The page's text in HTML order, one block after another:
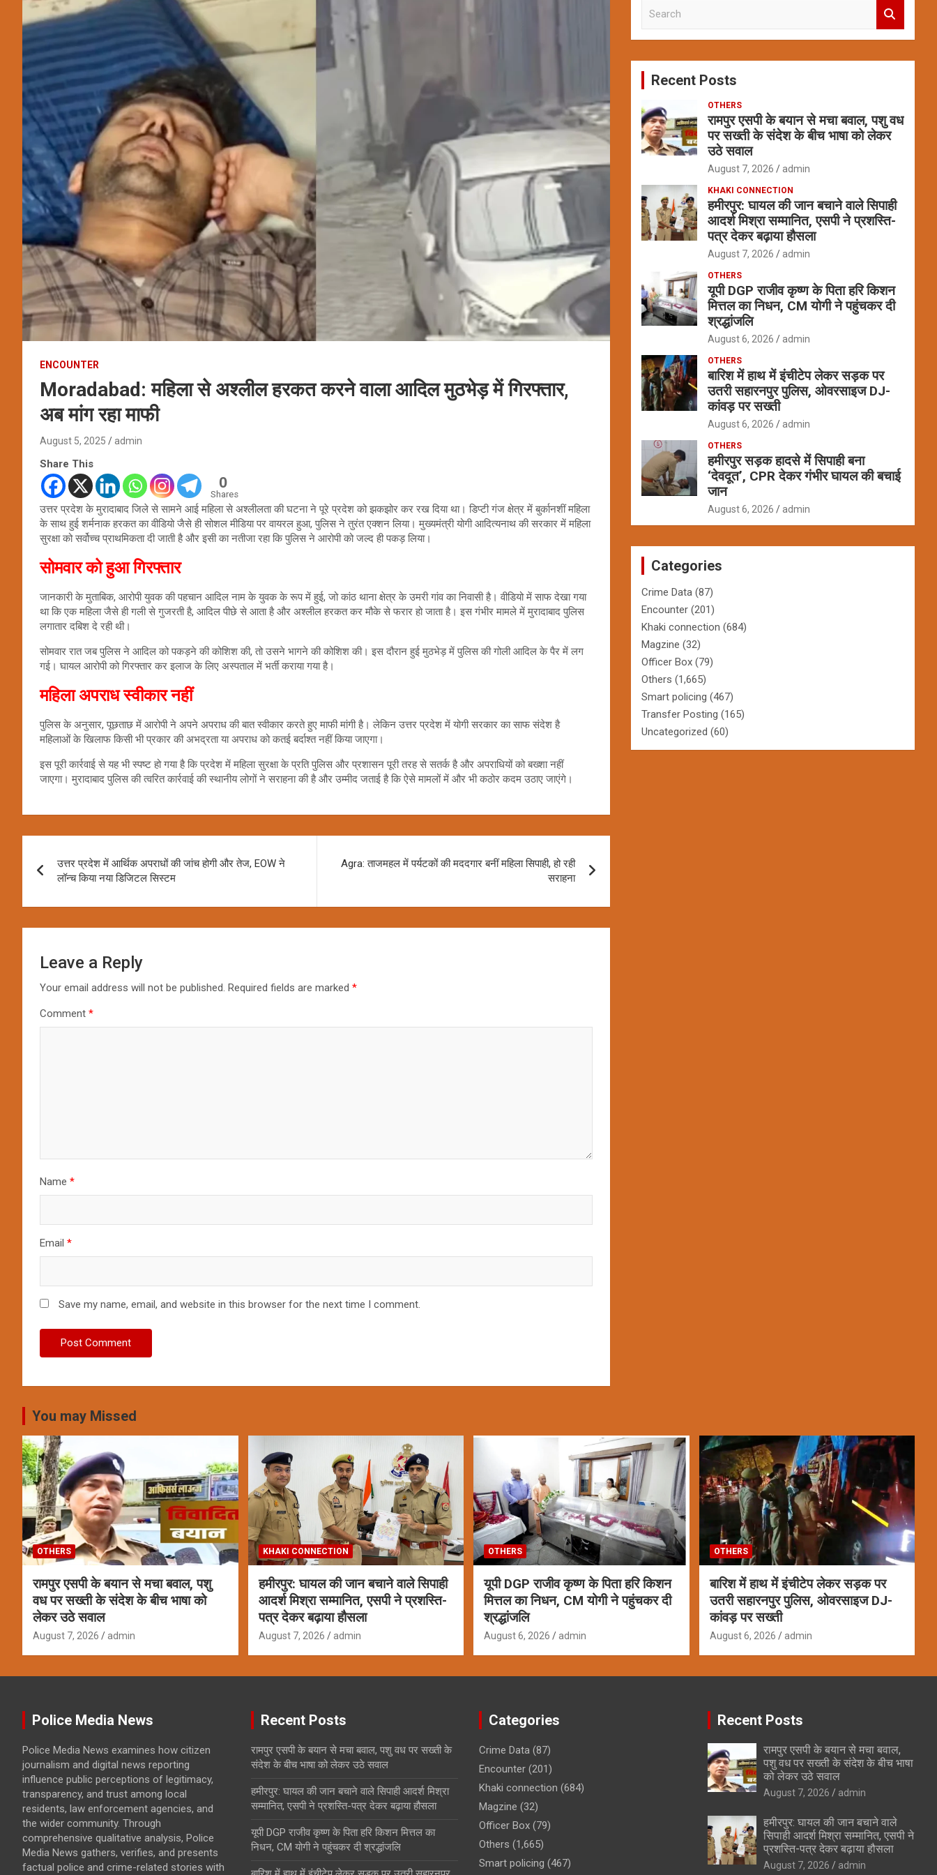
ENCOUNTER
Moradabad: महिला से अश्लील हरकत करने वाला आदिल मुठभेड़ में गिरफ्तार,
अब मांग रहा माफी
August 5, 2025 admin
Share This
0
Shares
उत्तर प्रदेश के मुरादाबाद जिले से सामने आई महिला से अश्लीलता की घटना ने पूरे प्रदेश को झकझोर कर रख दिया था। डिप्टी गंज क्षेत्र में बुर्कानशीं महिला
के साथ हुई शर्मनाक हरकत का वीडियो जैसे ही सोशल मीडिया पर वायरल हुआ, पुलिस ने तुरंत एक्शन लिया। मुख्यमंत्री योगी आदित्यनाथ की सरकार में महिला
सुरक्षा को सर्वोच्च प्राथमिकता दी जाती है और इसी का नतीजा रहा कि पुलिस ने आरोपी को जल्द ही पकड़ लिया।
सोमवार को हुआ गिरफ्तार
जानकारी के मुताबिक, आरोपी युवक की पहचान आदिल नाम के युवक के रूप में हुई, जो कांठ थाना क्षेत्र के उमरी गांव का निवासी है। वीडियो में साफ देखा गया
था कि एक महिला जैसे ही गली से गुजरती है, आदिल पीछे से आता है और अश्लील हरकत कर मौके से फरार हो जाता है। इस गंभीर मामले में मुरादाबाद पुलिस
लगातार दबिश दे रही थी।
सोमवार रात जब पुलिस ने आदिल को पकड़ने की कोशिश की, तो उसने भागने की कोशिश की। इस दौरान हुई मुठभेड़ में पुलिस की गोली आदिल के पैर में लग
गई। घायल आरोपी को गिरफ्तार कर इलाज के लिए अस्पताल में भर्ती कराया गया है।
महिला अपराध स्वीकार नहीं
पुलिस के अनुसार, पूछताछ में आरोपी ने अपने अपराध की बात स्वीकार करते हुए माफी मांगी है। लेकिन उत्तर प्रदेश में योगी सरकार का साफ संदेश है
महिलाओं के खिलाफ किसी भी प्रकार की अभद्रता या अपराध को कतई बर्दाश्त नहीं किया जाएगा।
इस पूरी कार्रवाई से यह भी स्पष्ट हो गया है कि प्रदेश में महिला सुरक्षा के प्रति पुलिस और प्रशासन पूरी तरह से सतर्क है और अपराधियों को बख्शा नहीं
जाएगा। मुरादाबाद पुलिस की त्वरित कार्रवाई की स्थानीय लोगों ने सराहना की है और उम्मीद जताई है कि ऐसे मामलों में और भी कठोर कदम उठाए जाएंगे।
navigation
उत्तर प्रदेश में आर्थिक अपराधों की जांच होगी और तेज, EOW ने
लॉन्च किया नया डिजिटल सिस्टम
Agra: ताजमहल में पर्यटकों की मददगार बनीं महिला सिपाही, हो रही
सराहना
Leave a Reply
Your email address will not be published. Required fields are marked *
Comment *
Name *
Email *
Save my name, email, and website in this browser for the next time I comment.
c
Recent Posts
OTHERS
रामपुर एसपी के बयान से मचा बवाल, पशु वध
पर सख्ती के संदेश के बीच भाषा को लेकर
उठे सवाल
August 7, 2026 admin
KHAKI CONNECTION
हमीरपुर: घायल की जान बचाने वाले सिपाही
आदर्श मिश्रा सम्मानित, एसपी ने प्रशस्ति-
पत्र देकर बढ़ाया हौसला
August 7, 2026 admin
OTHERS
यूपी DGP राजीव कृष्ण के पिता हरि किशन
मित्तल का निधन, CM योगी ने पहुंचकर दी
श्रद्धांजलि
August 6, 2026 admin
OTHERS
बारिश में हाथ में इंचीटेप लेकर सड़क पर
उतरी सहारनपुर पुलिस, ओवरसाइज DJ-
कांवड़ पर सख्ती
August 6, 2026 admin
OTHERS
हमीरपुर सड़क हादसे में सिपाही बना
‘देवदूत’, CPR देकर गंभीर घायल की बचाई
जान
August 6, 2026 admin
Categories
Crime Data (87)
Encounter (201)
Khaki connection (684)
Magzine (32)
Officer Box (79)
Others (1,665)
Smart policing (467)
Transfer Posting (165)
Uncategorized (60)
You may Missed
OTHERS
रामपुर एसपी के बयान से मचा बवाल, पशु
वध पर सख्ती के संदेश के बीच भाषा को
लेकर उठे सवाल
August 7, 2026 admin
KHAKI CONNECTION
हमीरपुर: घायल की जान बचाने वाले सिपाही
आदर्श मिश्रा सम्मानित, एसपी ने प्रशस्ति-
पत्र देकर बढ़ाया हौसला
August 7, 2026 admin
OTHERS
यूपी DGP राजीव कृष्ण के पिता हरि किशन
मित्तल का निधन, CM योगी ने पहुंचकर दी
श्रद्धांजलि
August 6, 2026 admin
OTHERS
बारिश में हाथ में इंचीटेप लेकर सड़क पर
उतरी सहारनपुर पुलिस, ओवरसाइज DJ-
कांवड़ पर सख्ती
August 6, 2026 admin
Police Media News
Police Media News examines how citizen
journalism and digital news reporting
influence public perceptions of legitimacy,
transparency, and trust among local
residents, law enforcement agencies, and
the wider community. Through
comprehensive qualitative analysis, Police
Media News gathers, verifies, and presents
factual police and crime-related stories with
Recent Posts
रामपुर एसपी के बयान से मचा बवाल, पशु वध पर सख्ती के
संदेश के बीच भाषा को लेकर उठे सवाल
हमीरपुर: घायल की जान बचाने वाले सिपाही आदर्श मिश्रा
सम्मानित, एसपी ने प्रशस्ति-पत्र देकर बढ़ाया हौसला
यूपी DGP राजीव कृष्ण के पिता हरि किशन मित्तल का
निधन, CM योगी ने पहुंचकर दी श्रद्धांजलि
Categories
Crime Data (87)
Encounter (201)
Khaki connection (684)
Magzine (32)
Officer Box (79)
Others (1,665)
Smart policing (467)
Recent Posts
रामपुर एसपी के बयान से मचा बवाल,
पशु वध पर सख्ती के संदेश के बीच भाषा
को लेकर उठे सवाल
August 7, 2026 admin
हमीरपुर: घायल की जान बचाने वाले
सिपाही आदर्श मिश्रा सम्मानित, एसपी ने
प्रशस्ति-पत्र देकर बढ़ाया हौसला
August 7, 2026 admin